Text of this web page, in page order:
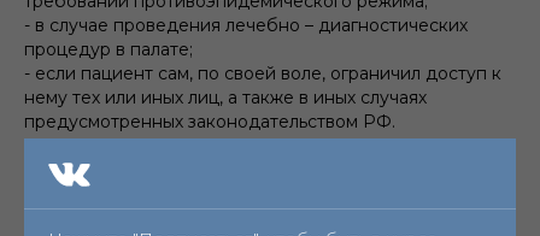
- в случае проведения лечебно – диагностических
процедур в палате;
- если пациент сам, по своей воле, ограничил доступ к
нему тех или иных лиц, а также в иных случаях
предусмотренных законодательством РФ.
Правила посещения родственниками пациентов